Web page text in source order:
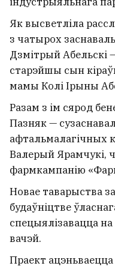
Як высветліла
з чатырох
Дзмітрый Абельскі
старэйшы сын
мамы Колі Ірыны
Разам з ім сярод
Пазняк —
афтальмалагічных
Валерый Ярамчукі,
фармкампанію
Новае таварыства
будаўніцтве
спецыялізавацца
вачэй.
Праект ацэньваецца